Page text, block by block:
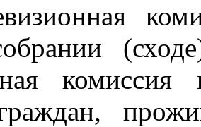
комиссия